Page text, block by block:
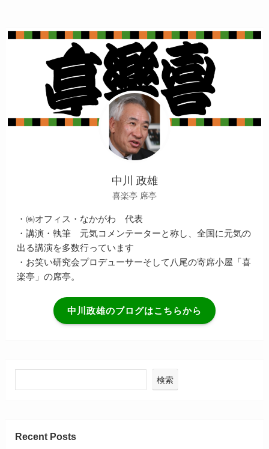
中川 政雄
喜楽亭 席亭
・㈱オフィス・なかがわ 代表
・講演・執筆 元気コメンテーターと称し、全国に元気の
出る講演を多数行っています
・お笑い研究会プロデューサーそして八尾の寄席小屋「喜
楽亭」の席亭。
中川政雄のブログはこちらから
検索
Recent Posts